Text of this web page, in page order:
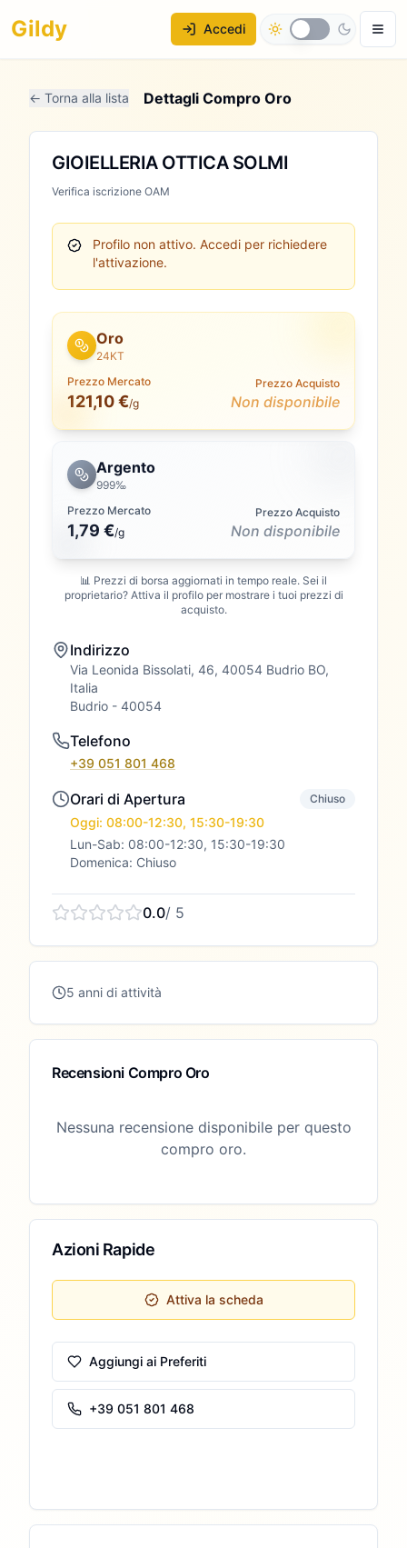
Gildy Accedi
← Torna alla lista Dettagli Compro Oro
GIOIELLERIA OTTICA SOLMI
Verifica iscrizione OAM
Profilo non attivo. Accedi per richiedere
l'attivazione.
Oro
24KT
Prezzo Mercato
121,10 €/g
Prezzo Acquisto
Non disponibile
Argento
999‰
Prezzo Mercato
1,79 €/g
Prezzo Acquisto
Non disponibile
📊 Prezzi di borsa aggiornati in tempo reale. Sei il
proprietario? Attiva il profilo per mostrare i tuoi prezzi di
acquisto.
Indirizzo
Via Leonida Bissolati, 46, 40054 Budrio BO,
Italia
Budrio- 40054
Telefono
+39 051 801 468
Orari di Apertura Chiuso
Oggi: 08:00-12:30, 15:30-19:30
Lun-Sab: 08:00-12:30, 15:30-19:30
Domenica: Chiuso
0.0/ 5
5 anni di attività
Recensioni Compro Oro
Nessuna recensione disponibile per questo
compro oro.
Azioni Rapide
Attiva la scheda
Aggiungi ai Preferiti
+39 051 801 468